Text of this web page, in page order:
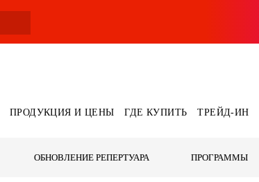
ПРОДУКЦИЯ И ЦЕНЫ ГДЕ КУПИТЬ ТРЕЙД-ИН
ОБНОВЛЕНИЕ РЕПЕРТУАРА ПРОГРАММЫ